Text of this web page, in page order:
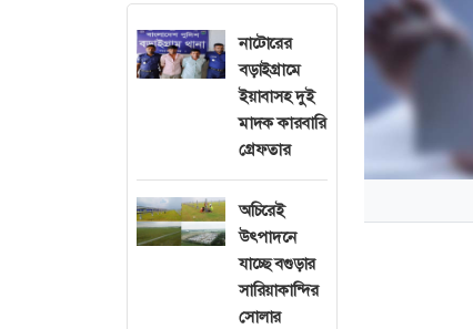
নাটোরের
বড়াইগ্রামে
ইয়াবাসহ দুই
মাদক কারবারি
গ্রেফতার
অচিরেই
উৎপাদনে
যাচ্ছে বগুড়ার
সারিয়াকান্দির
সোলার